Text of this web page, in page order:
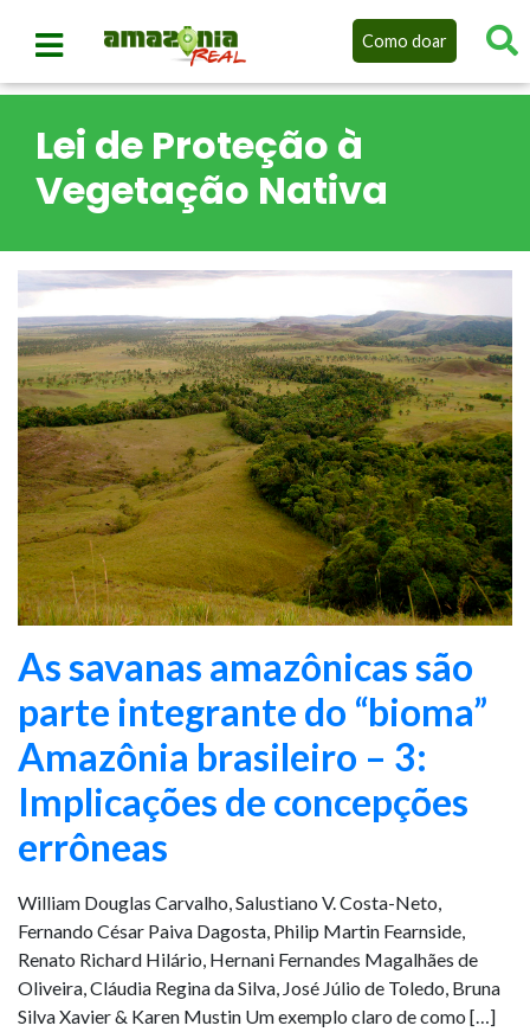
Como doar
Lei de Proteção à
Vegetação Nativa
As savanas amazônicas são
parte integrante do “bioma”
Amazônia brasileiro – 3:
Implicações de concepções
errôneas
William Douglas Carvalho, Salustiano V. Costa-Neto,
Fernando César Paiva Dagosta, Philip Martin Fearnside,
Renato Richard Hilário, Hernani Fernandes Magalhães de
Oliveira, Cláudia Regina da Silva, José Júlio de Toledo, Bruna
Silva Xavier & Karen Mustin Um exemplo claro de como […]